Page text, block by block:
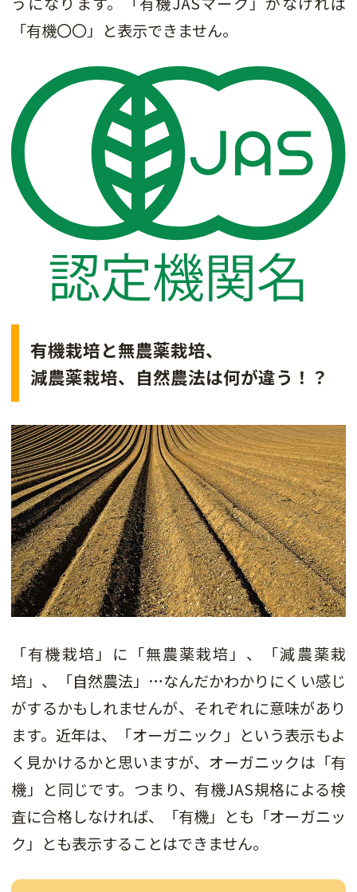
「有機〇〇」と表示できません。
有機栽培と無農薬栽培、
減農薬栽培、自然農法は何が違う！？
「有機栽培」に「無農薬栽培」、「減農薬栽
培」、「自然農法」…なんだかわかりにくい感じ
がするかもしれませんが、それぞれに意味があり
ます。近年は、「オーガニック」という表示もよ
く見かけるかと思いますが、オーガニックは「有
機」と同じです。つまり、有機JAS規格による検
査に合格しなければ、「有機」とも「オーガニッ
ク」とも表示することはできません。